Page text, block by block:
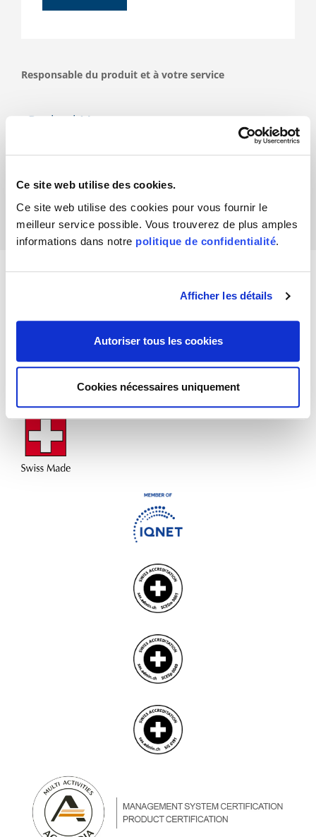
Ce site web utilise des cookies.
Ce site web utilise des cookies pour vous fournir le
meilleur service possible. Vous trouverez de plus amples
informations dans notre politique de confidentialité.
Afficher les détails
Autoriser tous les cookies
Cookies nécessaires uniquement
Responsable du produit et à votre service
Raphael Maurer
certifications sont reconnues et fiables dans le monde
entier.